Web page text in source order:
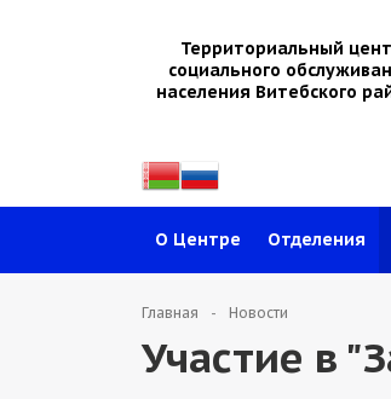
Территориальный
социального
населения Витебского
О Центре Отделения
Главная Новости
Участие в